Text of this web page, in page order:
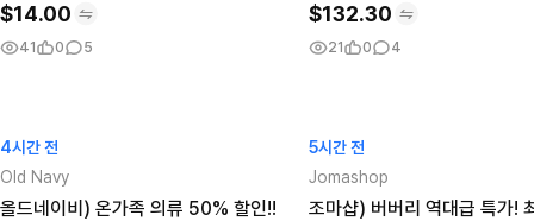
$14.00
41 0 5
$132.30
21 0 4
4시간 전
Old Navy
올드네이비) 온가족 의류 50% 할인!!
5시간 전
Jomashop
조마샵) 버버리 역대급 특가!